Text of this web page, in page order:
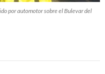
por automotor sobre el Bulevar del